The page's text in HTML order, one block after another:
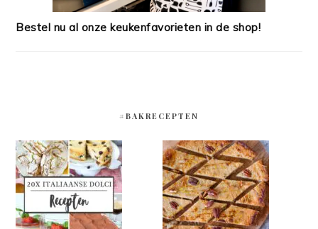
Bestel nu al onze keukenfavorieten in de shop!
#BAKRECEPTEN